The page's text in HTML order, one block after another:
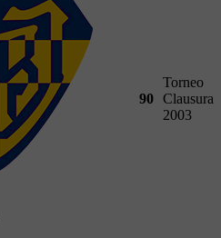
90
Torneo
Clausura
2003